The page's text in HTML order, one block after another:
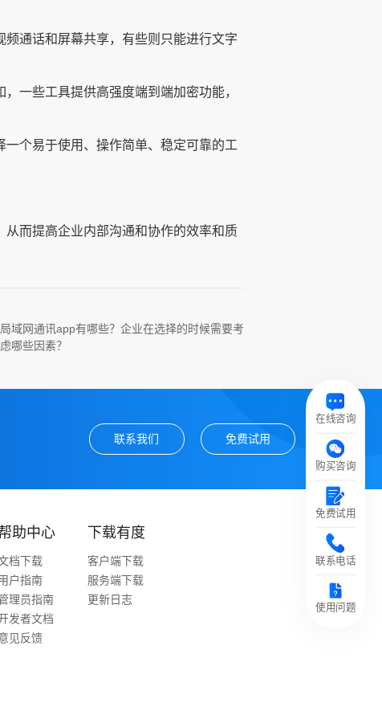
通话和屏幕共享，有些则只能进行文字
一些工具提供高强度端到端加密功能，
个易于使用、操作简单、稳定可靠的工
而提高企业内部沟通和协作的效率和质
局域网通讯app有哪些？企业在选择的时候需要考
虑哪些因素？
联系我们 免费试用
在线咨询
购买咨询
免费试用
联系电话
使用问题
助中心
档下载
户指南
理员指南
发者文档
见反馈
下载有度
客户端下载
服务端下载
更新日志